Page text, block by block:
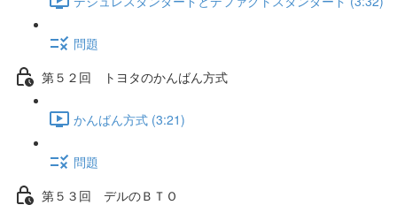
問題
第５２回 トヨタのかんばん方式
かんばん方式 (3:21)
問題
第５３回 デルのＢＴＯ